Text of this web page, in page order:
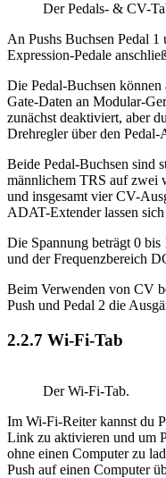
Der Pedals- & CV-
An Pushs Buchsen Pedal
Expression-Pedale
Die Pedal-Buchsen
Gate-Daten an Modular-
zunächst deaktiviert, aber
Drehregler über den Pedal-
Beide Pedal-Buchsen sind
männlichem TRS auf zwei
und insgesamt vier CV-
ADAT-Extender lassen
Die Spannung beträgt 0
und der Frequenzbereich
Beim Verwenden von CV
Push und Pedal 2 die
2.2.7 Wi-Fi-Tab
Der Wi-Fi-Tab.
Im Wi-Fi-Reiter kannst du
Link zu aktivieren und um
ohne einen Computer zu
Push auf einen Computer